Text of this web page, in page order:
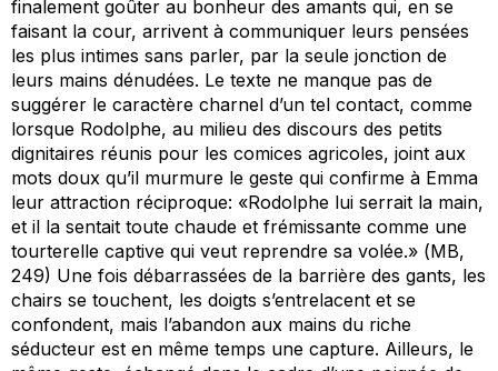
finalement goûter au bonheur des amants qui, en se
faisant la cour, arrivent à communiquer leurs pensées
les plus intimes sans parler, par la seule jonction de
leurs mains dénudées. Le texte ne manque pas de
suggérer le caractère charnel d’un tel contact, comme
lorsque Rodolphe, au milieu des discours des petits
dignitaires réunis pour les comices agricoles, joint aux
mots doux qu’il murmure le geste qui confirme à Emma
leur attraction réciproque: «Rodolphe lui serrait la main,
et il la sentait toute chaude et frémissante comme une
tourterelle captive qui veut reprendre sa volée.» (MB,
249) Une fois débarrassées de la barrière des gants, les
chairs se touchent, les doigts s’entrelacent et se
confondent, mais l’abandon aux mains du riche
séducteur est en même temps une capture. Ailleurs, le